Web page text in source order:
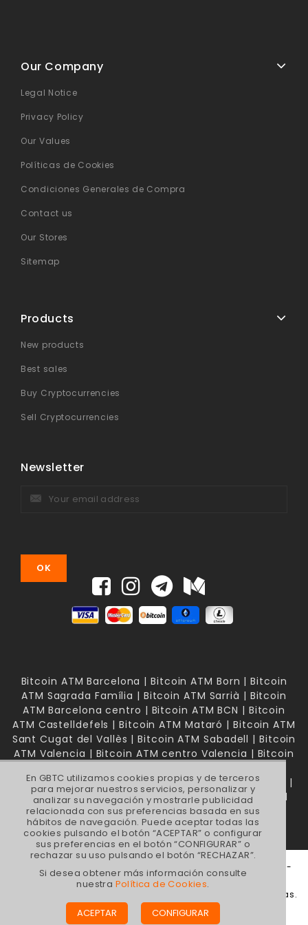
En GBTC utilizamos cookies propias y de terceros
para mejorar nuestros servicios, personalizar y
analizar su navegación y mostrarle publicidad
relacionada con sus preferencias basada en sus
hábitos de navegación. Puede aceptar todas las
cookies pulsando el botón “ACEPTAR” o configurar
sus preferencias en el botón “CONFIGURAR” o
rechazar su uso pulsando el botón “RECHAZAR”.
Si desea obtener más información consulte
nuestra Política de Cookies.
ACEPTAR CONFIGURAR
Our Company
Legal Notice
Privacy Policy
Our Values
Políticas de Cookies
Condiciones Generales de Compra
Contact us
Our Stores
Sitemap
Products
New products
Best sales
Buy Cryptocurrencies
Sell Cryptocurrencies
Newsletter
Bitcoin ATM Barcelona | Bitcoin ATM Born | Bitcoin
ATM Sagrada Família | Bitcoin ATM Sarrià | Bitcoin
ATM Barcelona centro | Bitcoin ATM BCN | Bitcoin
ATM Castelldefels | Bitcoin ATM Mataró | Bitcoin ATM
Sant Cugat del Vallès | Bitcoin ATM Sabadell | Bitcoin
ATM Valencia | Bitcoin ATM centro Valencia | Bitcoin
Bitcoin ATM Madrid | Bitcoin ATM Madrid Chamberí |
Bitcoin ATM Madrid Bernabéu | Bitcoin ATM Madrid
Avenida América | Bitcoin ATM Madrid Centro
GBTC FINANCE SL, Calle Aragón, 284 - Bis 2º 1ª | C.P. 08007 -
Barcelona, España |gbtc@gbtcfinance.com
© 2022 GBTC FINANCE SL - Comprar y Vender Criptomonedas.
Tiendas de compraventa de criptomonedas. Todos los
derechos reservados.